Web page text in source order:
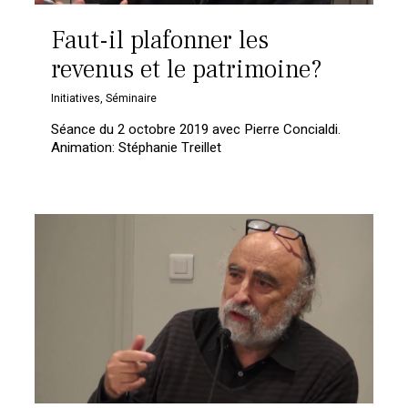
Faut-il plafonner les
revenus et le patrimoine?
Initiatives,Séminaire
Séance du 2 octobre 2019 avec Pierre Concialdi.
Animation: Stéphanie Treillet